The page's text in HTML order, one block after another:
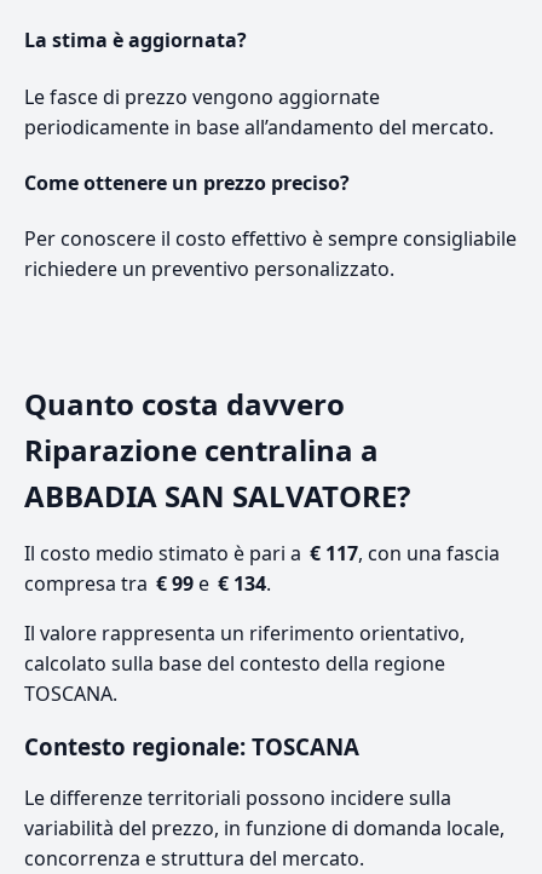
La stima è aggiornata?
Le fasce di prezzo vengono aggiornate
periodicamente in base all’andamento del mercato.
Come ottenere un prezzo preciso?
Per conoscere il costo effettivo è sempre consigliabile
richiedere un preventivo personalizzato.
Quanto costa davvero
Riparazione centralina a
ABBADIA SAN SALVATORE?
Il costo medio stimato è pari a € 117, con una fascia
compresa tra € 99e € 134.
Il valore rappresenta un riferimento orientativo,
calcolato sulla base del contesto della regione
TOSCANA.
Contesto regionale: TOSCANA
Le differenze territoriali possono incidere sulla
variabilità del prezzo, in funzione di domanda locale,
concorrenza e struttura del mercato.